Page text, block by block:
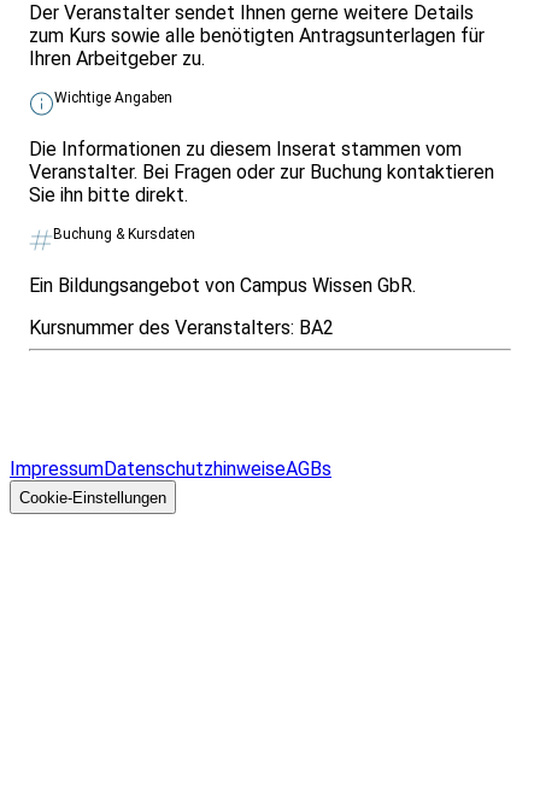
Der Veranstalter sendet Ihnen gerne weitere Details
zum Kurs sowie alle benötigten Antragsunterlagen für
Ihren Arbeitgeber zu.
Wichtige Angaben
Die Informationen zu diesem Inserat stammen vom
Veranstalter. Bei Fragen oder zur Buchung kontaktieren
Sie ihn bitte direkt.
Buchung & Kursdaten
Ein Bildungsangebot von Campus Wissen GbR.
Kursnummer des Veranstalters: BA2
ImpressumDatenschutzhinweiseAGBs
Cookie-Einstellungen